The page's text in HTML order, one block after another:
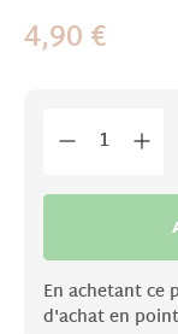
4,90 €
En achetant ce
d'achat en